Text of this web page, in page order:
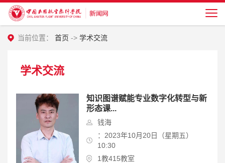
当前位置： 首页 -> 学术交流
学术交流
知识图谱赋能专业数字化转型与新
形态课...
钱海
：2023年10月20日（星期五）
10:30
1教415教室